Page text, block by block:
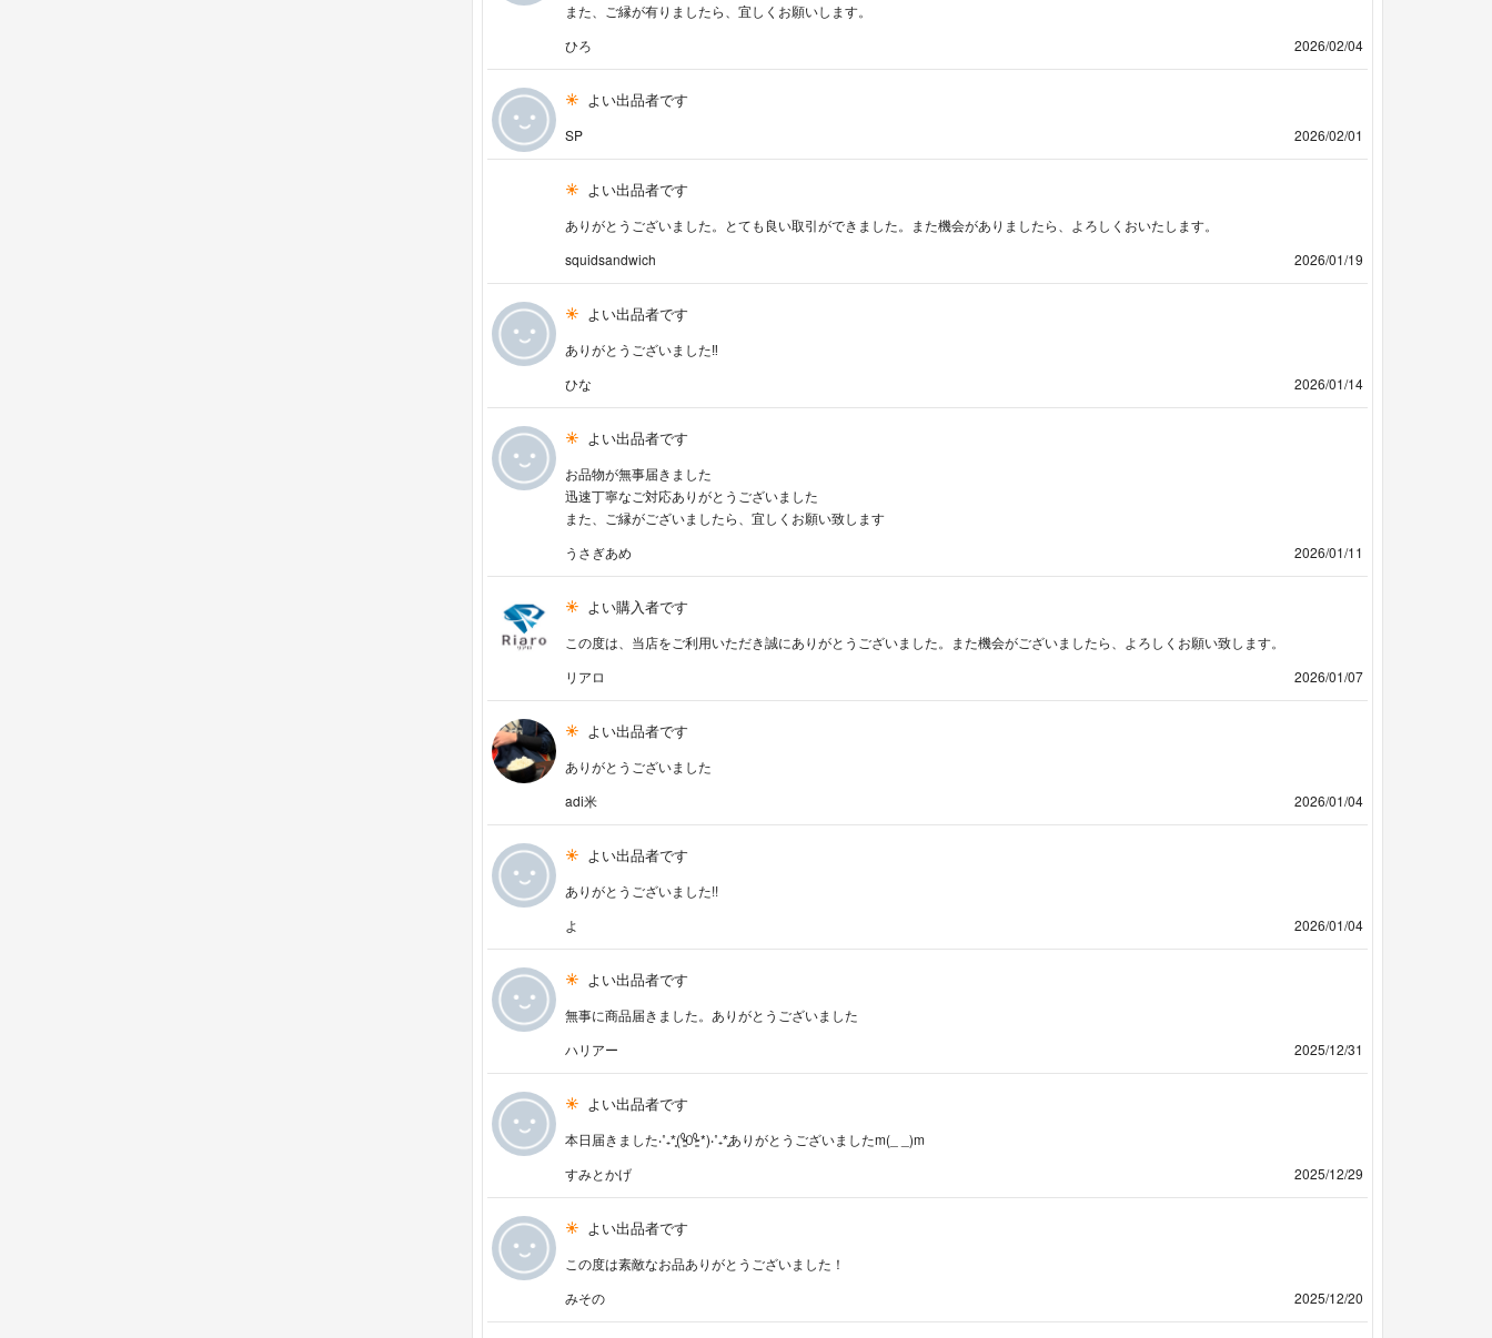
また、ご縁が有りましたら、宜しくお願いします。
ひろ
2026/02/04
よい出品者です
SP 2026/02/01
よい出品者です
ありがとうございました。とても良い取引ができました。また機会がありましたら、よろしくおいたします。
squidsandwich
2026/01/19
よい出品者です
ありがとうございました‼︎
ひな
2026/01/14
よい出品者です
お品物が無事届きました
迅速丁寧なご対応ありがとうございました
また、ご縁がございましたら、宜しくお願い致します
うさぎあめ
2026/01/11
よい購入者です
この度は、当店をご利用いただき誠にありがとうございました。また機会がございましたら、よろしくお願い致します。
リアロ
2026/01/07
よい出品者です
ありがとうございました
adi米
2026/01/04
よい出品者です
ありがとうございました!!
よ
2026/01/04
よい出品者です
無事に商品届きました。ありがとうございました
ハリアー
2025/12/31
よい出品者です
本日届きました‧˚₊*̥(⁰̷̴͈꒨⁰̷̴͈ *)‧˚₊*̥ありがとうございましたm(_ _)m
すみとかげ
2025/12/29
よい出品者です
この度は素敵なお品ありがとうございました！
みその
2025/12/20